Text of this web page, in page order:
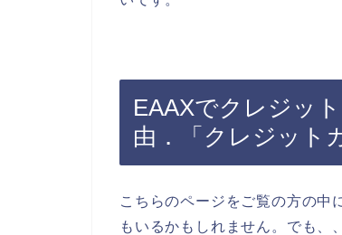
EAAXでクレジッ
由．「クレジット
こちらのページをご覧の方の中
もいるかもしれません。でも、